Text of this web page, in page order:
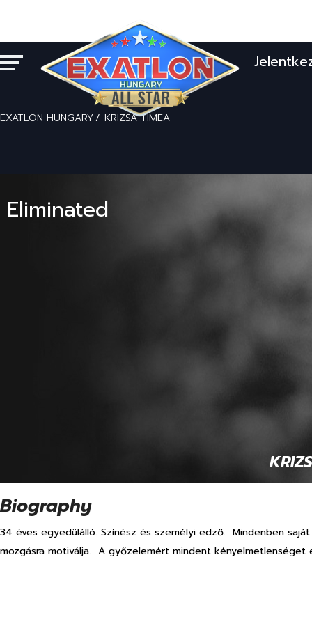
EXATLON HUNGARY KRIZSA TÍMEA
Eliminated
Biography
34 éves egyedülálló. Színész és személyi edző. Mindenben
mozgásra motiválja. A győzelemért mindent kényelmetlenséget